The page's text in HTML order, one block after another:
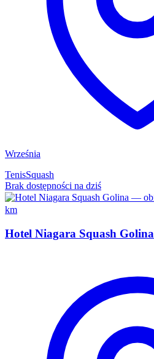
Września
TenisSquash
Brak dostępności na dziś
km
Hotel Niagara Squash Golina